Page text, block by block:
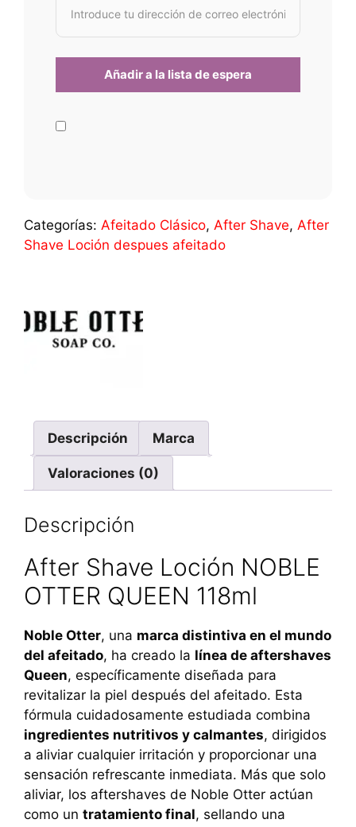
Categorías: Afeitado Clásico, After Shave, After
Shave Loción despues afeitado
Descripción Marca
Valoraciones (0)
Descripción
After Shave Loción NOBLE
OTTER QUEEN 118ml
Noble Otter, una marca distintiva en el mundo
del afeitado, ha creado la línea de aftershaves
Queen, específicamente diseñada para
revitalizar la piel después del afeitado. Esta
fórmula cuidadosamente estudiada combina
ingredientes nutritivos y calmantes, dirigidos
a aliviar cualquier irritación y proporcionar una
sensación refrescante inmediata. Más que solo
aliviar, los aftershaves de Noble Otter actúan
como un tratamiento final, sellando una